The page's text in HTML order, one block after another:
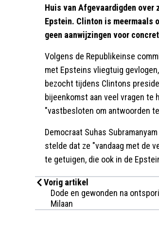
Huis van Afgevaardigden over
Epstein. Clinton is meermaals
geen aanwijzingen voor
Volgens de Republikeinse
met Epsteins vliegtuig
bezocht tijdens Clintons
bijeenkomst aan veel vragen te
"vastbesloten om antwoorden
Democraat Suhas
stelde dat ze "vandaag met de
te getuigen, die ook in de
Vorig artikel
Dode en gewonden na
Milaan